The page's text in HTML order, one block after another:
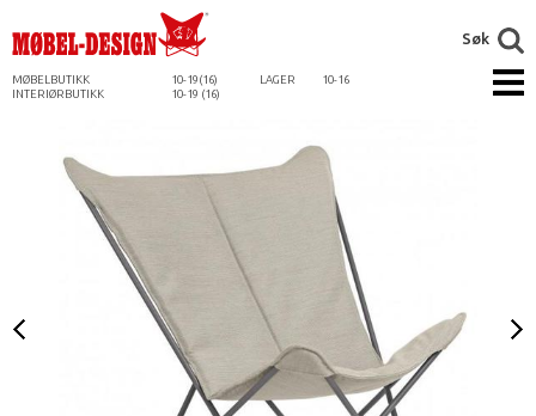
MØBELBUTIKK 10-19(16) LAGER
10-16
INTERIØRBUTIKK
10-19 (16)
Søk